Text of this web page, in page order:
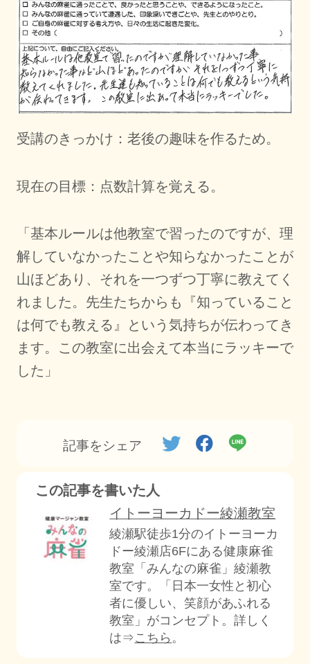
受講のきっかけ：老後の趣味を作るため。
現在の目標：点数計算を覚える。
「基本ルールは他教室で習ったのですが、理
解していなかったことや知らなかったことが
山ほどあり、それを一つずつ丁寧に教えてく
れました。先生たちからも『知っていること
は何でも教える』という気持ちが伝わってき
ます。この教室に出会えて本当にラッキーで
した」
記事をシェア
この記事を書いた人
イトーヨーカドー綾瀬教室
綾瀬駅徒歩1分のイトーヨーカ
ドー綾瀬店6Fにある健康麻雀
教室「みんなの麻雀」綾瀬教
室です。「日本一女性と初心
者に優しい、笑顔があふれる
教室」がコンセプト。詳しく
は⇒こちら 。